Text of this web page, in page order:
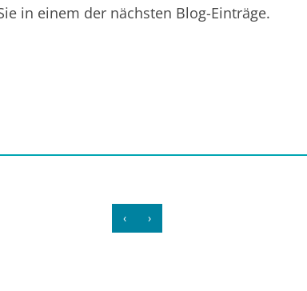
in einem der nächsten Blog-Einträge.
‹ ›